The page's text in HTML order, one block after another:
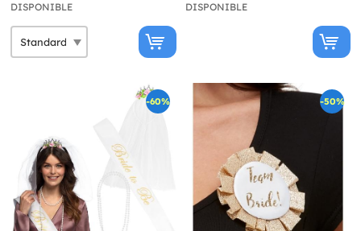
DISPONIBLE DISPONIBLE
-60% -50%